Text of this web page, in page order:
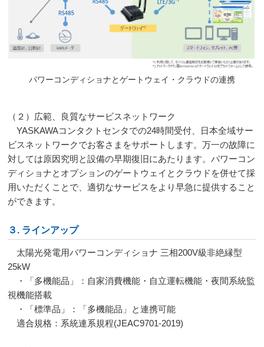
パワーコンディショナとゲートウェイ・クラウドの連携
（２）広範、良質なサービスネットワーク
YASKAWAコンタクトセンタでの24時間受付、日本全域サー
ビスネットワークでお客さまをサポートします。万一の故障に
対しては原因究明と設備の早期復旧にあたります。パワーコン
ディショナとオプションのゲートウェイとクラウドを併せて採
用いただくことで、適切なサービスをより早急に提供すること
ができます。
３. ラインアップ
太陽光発電用パワーコンディショナ 三相200V級非絶縁型
25kW
・「多機能品」：自家消費機能・自立運転機能・夜間系統監
視機能搭載
・「標準品」：「多機能品」と連携可能
適合規格：系統連系規程(JEAC9701-2019)